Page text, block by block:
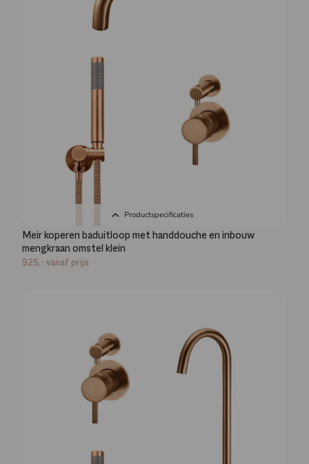
Productspecificaties
Meir koperen baduitloop met handdouche en inbouw
mengkraan omstel klein
925,- vanaf prijs